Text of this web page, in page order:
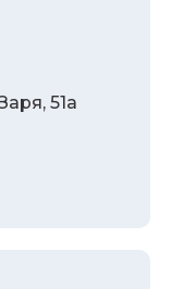
51а